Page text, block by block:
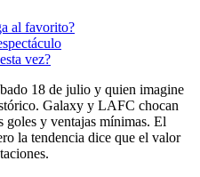
al favorito?
vez?
18 de julio y quien imagine
Galaxy y LAFC chocan
goles y ventajas mínimas. El
la tendencia dice que el valor